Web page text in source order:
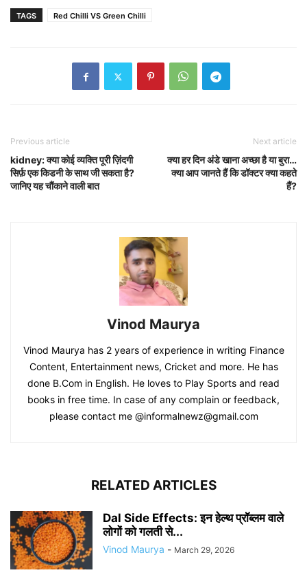
TAGS Red Chilli VS Green Chilli
Previous article
kidney: क्या कोई व्यक्ति पूरी ज़िंदगी
सिर्फ़ एक किडनी के साथ जी सकता है?
जानिए यह चौंकाने वाली बात
Next article
क्या हर दिन अंडे खाना अच्छा है या बुरा…
क्या आप जानते हैं कि डॉक्टर क्या कहते
हैं?
Vinod Maurya
Vinod Maurya has 2 years of experience in writing Finance
Content, Entertainment news, Cricket and more. He has
done B.Com in English. He loves to Play Sports and read
books in free time. In case of any complain or feedback,
please contact me @informalnewz@gmail.com
RELATED ARTICLES
Dal Side Effects: इन हेल्थ प्रॉब्लम वाले
लोगों को गलती से...
Vinod Maurya - March 29, 2026